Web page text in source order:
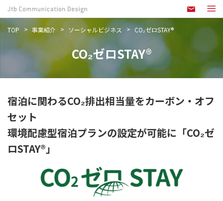
TOP 事業紹介 ソーシャルビジネス CO₂ゼロSTAY®
CO₂ゼロSTAY®
宿泊に関わるCO₂排出相当量をカーボン・オフ
セット
環境配慮型宿泊プランの設定が可能に「CO₂ゼ
ロSTAY®」